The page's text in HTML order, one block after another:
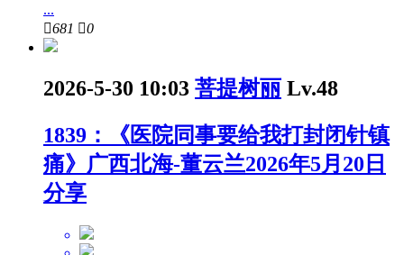
...
681 0
2026-5-30 10:03 菩提树丽 Lv.48
1839：《医院同事要给我打封闭针镇
痛》广西北海-董云兰2026年5月20日
分享